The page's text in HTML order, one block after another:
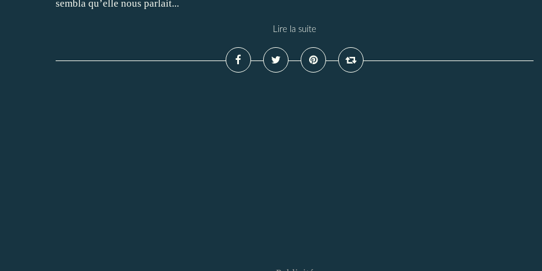
sembla qu’elle nous parlait...
Lire la suite